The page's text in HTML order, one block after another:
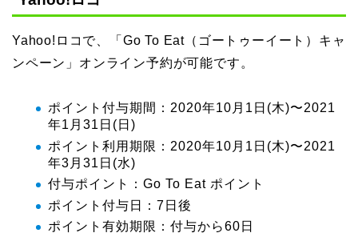
Yahoo!ロコで、「Go To Eat（ゴートゥーイート）キャ
ンペーン」オンライン予約が可能です。
ポイント付与期間：2020年10月1日(木)〜2021
年1月31日(日)
ポイント利用期限：2020年10月1日(木)〜2021
年3月31日(水)
付与ポイント：Go To Eat ポイント
ポイント付与日：7日後
ポイント有効期限：付与から60日